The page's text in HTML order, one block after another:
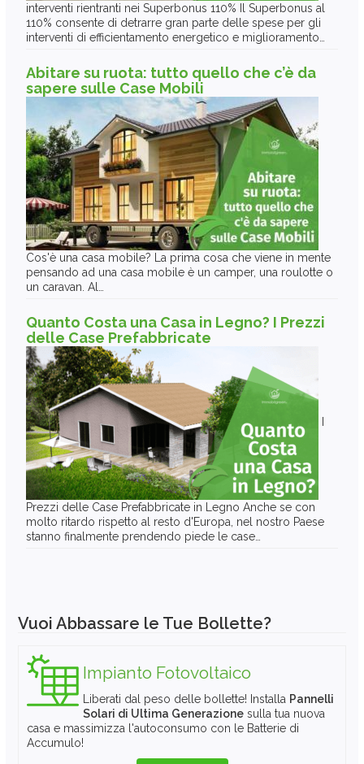
interventi rientranti nei Superbonus 110% Il Superbonus al
110% consente di detrarre gran parte delle spese per gli
interventi di efficientamento energetico e miglioramento…
Abitare su ruota: tutto quello che c’è da
sapere sulle Case Mobili
Cos'è una casa mobile? La prima cosa che viene in mente
pensando ad una casa mobile è un camper, una roulotte o
un caravan. Al…
Quanto Costa una Casa in Legno? I Prezzi
delle Case Prefabbricate
Prezzi delle Case Prefabbricate in Legno Anche se con
molto ritardo rispetto al resto d'Europa, nel nostro Paese
stanno finalmente prendendo piede le case…
Vuoi Abbassare le Tue Bollette?
Impianto Fotovoltaico
Liberati dal peso delle bollette! Installa Pannelli
Solari di Ultima Generazione sulla tua nuova
casa e massimizza l'autoconsumo con le Batterie di
Accumulo!